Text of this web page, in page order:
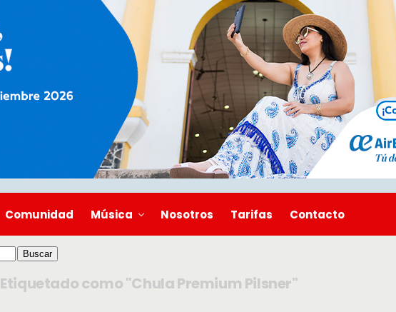
Comunidad Música Nosotros Tarifas Contacto
Etiquetado como "Chula Premium Pilsner"